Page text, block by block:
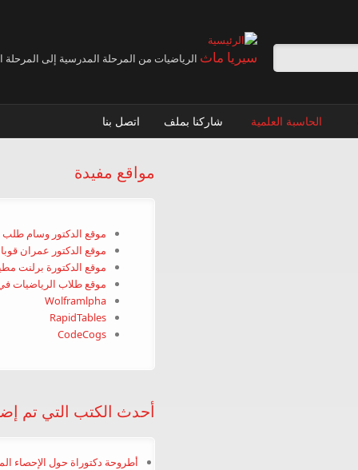
سيريا ماث الرياضيات من المرحلة المدرسية إلى المرحلة
الحاسبة العلمية شاركنا بملف اتصل بنا
مواقع مفيدة
موقع الدكتور وسام طلب
موقع الدكتور عمران قوبا
موقع الدكتورة برلنت
موقع طلاب الرياضيات
Wolframlpha
RapidTables
CodeCogs
أحدث الكتب التي تم
أطروحة دكتوراة حول الإحصاء